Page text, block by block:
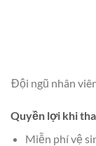
Đội ngũ nhân
Quyền lợi khi
Miễn phí vệ